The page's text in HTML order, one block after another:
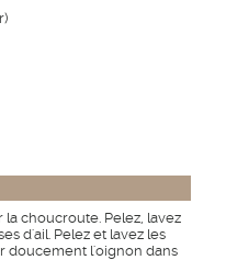
la choucroute. Pelez, lavez
d'ail. Pelez et lavez les
doucement l'oignon dans